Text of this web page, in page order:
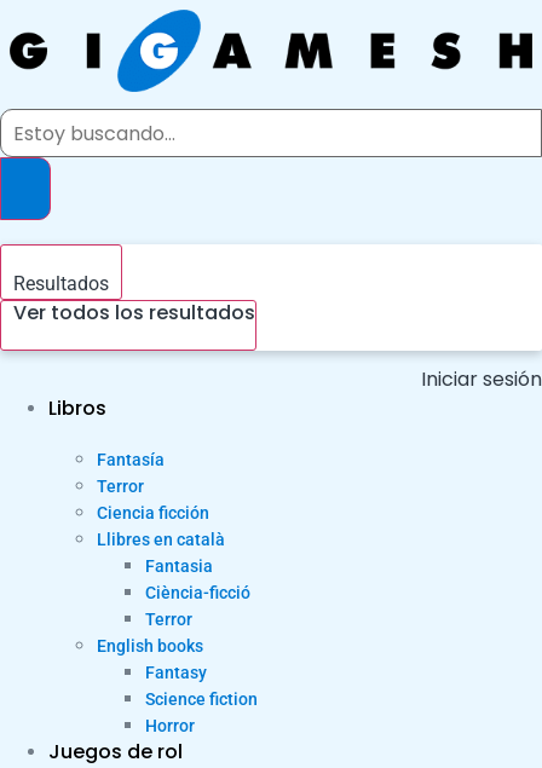
al
contenido
Search
Resultados
Ver todos los resultados
Iniciar sesión
Libros
Fantasía
Terror
Ciencia ficción
Llibres en català
Fantasia
Ciència-ficció
Terror
English books
Fantasy
Science fiction
Horror
Juegos de rol